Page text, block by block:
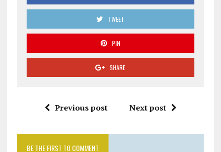
TWEET
PIN
SHARE
Previous post Next post
BE THE FIRST TO COMMENT